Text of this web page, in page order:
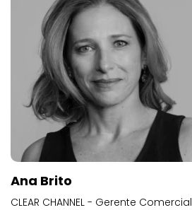
Ana Brito
CLEAR CHANNEL - Gerente Comercial